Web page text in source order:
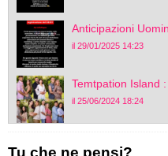
Anticipazioni
il 29/01/2025 14:23
Temtpation Island
il 25/06/2024 18:24
Tu che ne pensi?